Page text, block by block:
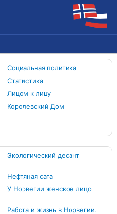
Социальная политика
Статистика
Лицом к лицу
Королевский Дом
Экологический десант
Нефтяная сага
У Норвегии женское лицо
Работа и жизнь в Норвегии.